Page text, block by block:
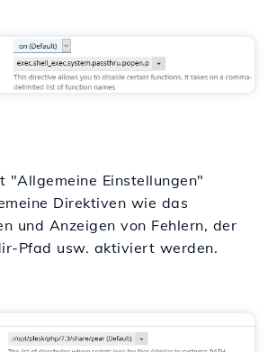
"Allgemeine Einstellungen"
Direktiven wie das
und Anzeigen von Fehlern, der
Pfad usw. aktiviert werden.